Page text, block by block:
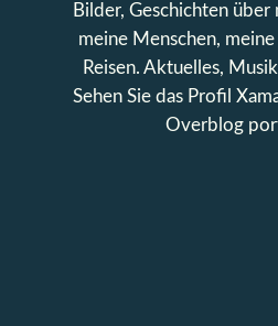
Bilder, Geschichten über
meine Menschen, meine
Reisen. Aktuelles,
Sehen Sie das Profil
Overblog